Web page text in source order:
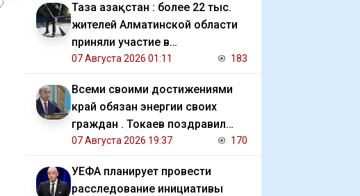
Таза Қазақстан : более 22 тыс.
жителей Алматинской области
приняли участие в
экологической акции
07 Августа 2026 01:11 183
Всеми своими достижениями
край обязан энергии своих
граждан . Токаев поздравил
жителей СКО с 90 летием
07 Августа 2026 19:37 170
УЕФА планирует провести
расследование инициативы